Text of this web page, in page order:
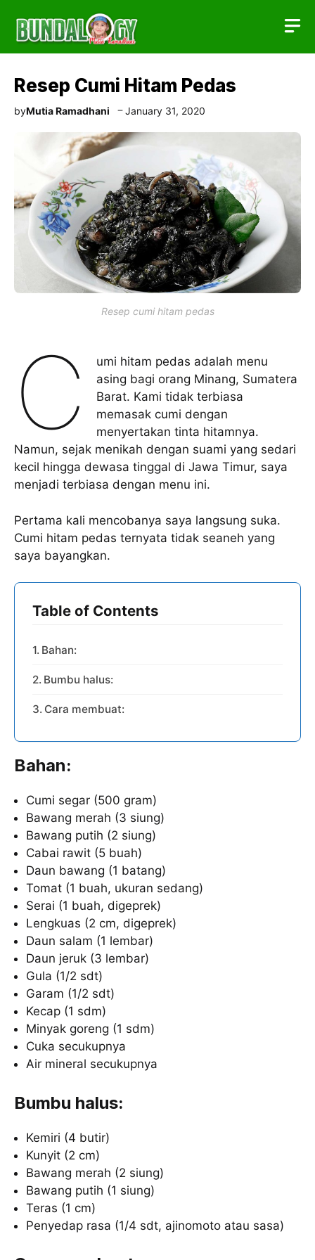
content
Resep Cumi Hitam Pedas
byMutia Ramadhani January 31, 2020
Resep cumi hitam pedas
C
umi hitam pedas adalah menu
asing bagi orang Minang, Sumatera
Barat. Kami tidak terbiasa
memasak cumi dengan
menyertakan tinta hitamnya.
Namun, sejak menikah dengan suami yang sedari
kecil hingga dewasa tinggal di Jawa Timur, saya
menjadi terbiasa dengan menu ini.
Pertama kali mencobanya saya langsung suka.
Cumi hitam pedas ternyata tidak seaneh yang
saya bayangkan.
Table of Contents
Bahan:
Bumbu halus:
Cara membuat:
Bahan:
Cumi segar (500 gram)
Bawang merah (3 siung)
Bawang putih (2 siung)
Cabai rawit (5 buah)
Daun bawang (1 batang)
Tomat (1 buah, ukuran sedang)
Serai (1 buah, digeprek)
Lengkuas (2 cm, digeprek)
Daun salam (1 lembar)
Daun jeruk (3 lembar)
Gula (1/2 sdt)
Garam (1/2 sdt)
Kecap (1 sdm)
Minyak goreng (1 sdm)
Cuka secukupnya
Air mineral secukupnya
Bumbu halus:
Kemiri (4 butir)
Kunyit (2 cm)
Bawang merah (2 siung)
Bawang putih (1 siung)
Teras (1 cm)
Penyedap rasa (1/4 sdt, ajinomoto atau sasa)